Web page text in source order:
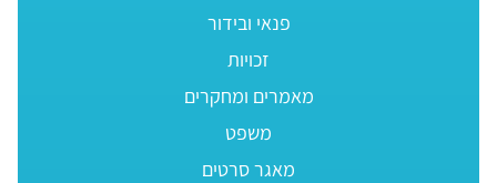
פנאי ובידור
זכויות
מאמרים ומחקרים
משפט
מאגר סרטים